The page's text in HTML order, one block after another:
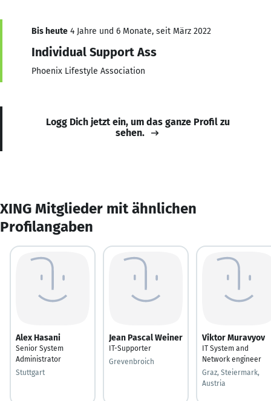
Bis heute 4 Jahre und 6 Monate, seit März 2022
Individual Support Ass
Phoenix Lifestyle Association
Logg Dich jetzt ein, um das ganze Profil zu
sehen.
XING Mitglieder mit ähnlichen
Profilangaben
Alex Hasani
Senior System
Administrator
Stuttgart
Jean Pascal Weiner
IT-Supporter
Grevenbroich
Viktor Muravyov
IT System and
Network engineer
Graz, Steiermark,
Austria